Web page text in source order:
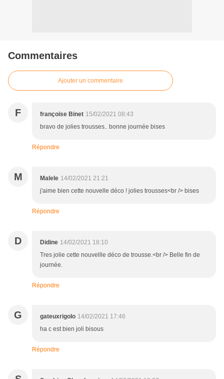
Commentaires
Ajouter un commentaire
F françoise Binet 15/02/2021 08:43
bravo de jolies trousses.. bonne journée bises
Répondre
M Malele 14/02/2021 21:21
j'aime bien cette nouvelle déco ! jolies trousses<br /> bises
Répondre
D Didine 14/02/2021 18:10
Tres jolie cette nouvellle déco de trousse.<br /> Belle fin de
journée.
Répondre
G gateuxrigolo 14/02/2021 17:46
ha c est bien joli bisous
Répondre